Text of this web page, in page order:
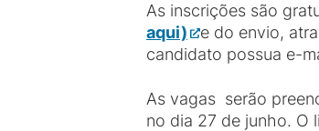
As inscrições são
aqui)
e do envio,
candidato possua e-
As vagas serão
no dia 27 de junho. O